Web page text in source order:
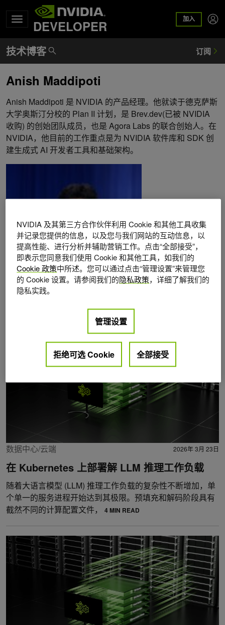
DEVELOPER 加入
Anish Maddipoti
Anish Maddipoti 是 NVIDIA 的产品经理。他就读于德克萨斯
大学奥斯汀分校的 Plan II 计划，是 Brev.dev(已被 NVIDIA
收购) 的创始团队成员，也是 Agora Labs 的联合创始人。在
NVIDIA，他目前的工作重点是为 NVIDIA 软件库和 SDK 创
建生成式 AI 开发者工具和基础架构。
Posts by Anish Maddipoti
数据中心/云端 2026年 3月 23日
在 Kubernetes 上部署解 LLM 推理工作负载
随着大语言模型 (LLM) 推理工作负载的复杂性不断增加，单
个单一的服务进程开始达到其极限。预填充和解码阶段具有
截然不同的计算配置文件，
4 MIN READ
NVIDIA 及其第三方合作伙伴利用 Cookie 和其他工具收集
并记录您提供的信息，以及您与我们网站的互动信息，以
提高性能、进行分析并辅助营销工作。点击“全部接受”，
即表示您同意我们使用 Cookie 和其他工具，如我们的
Cookie 政策中所述。您可以通过点击“管理设置”来管理您
的 Cookie 设置。请参阅我们的隐私政策，详细了解我们的
隐私实践。
管理设置
拒绝可选 Cookie 全部接受